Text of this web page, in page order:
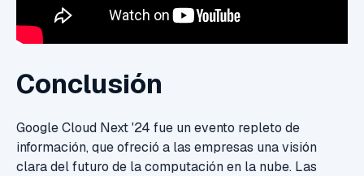
Conclusión
Google Cloud Next '24 fue un evento repleto de
información, que ofreció a las empresas una visión
clara del futuro de la computación en la nube. Las